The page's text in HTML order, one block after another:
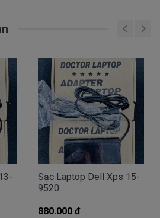
đứt dây ngầm, do nguyên nhân
hư hỏng.
Dell Alienware M17x Sandy
đảm bảo chất
lớn, nhanh chóng lấy liền,
có các chế độ bảo hành, hậu
hệ:
0908.251.500 (Mr. Thiện)
Dell Alienware
Bridge
Sạc Laptop Dell Xps 15-
9520
880.000 đ